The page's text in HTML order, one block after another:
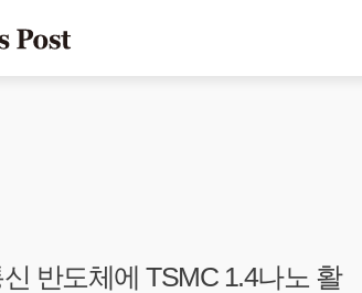
반도체에 TSMC 1.4나노 활